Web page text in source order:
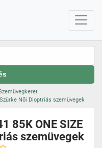
Női Dioptriás szemüvegek
85K ONE SIZE
szemüvegek